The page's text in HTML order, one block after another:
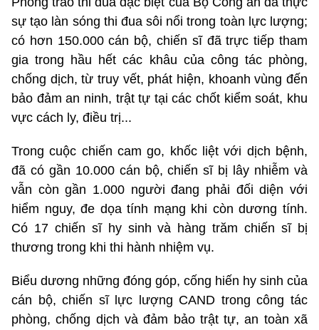
sự tạo làn sóng thi đua sôi nổi trong toàn lực lượng;
có hơn 150.000 cán bộ, chiến sĩ đã trực tiếp tham
gia trong hầu hết các khâu của công tác phòng,
chống dịch, từ truy vết, phát hiện, khoanh vùng đến
bảo đảm an ninh, trật tự tại các chốt kiểm soát, khu
vực cách ly, điều trị...
Trong cuộc chiến cam go, khốc liệt với dịch bệnh,
đã có gần 10.000 cán bộ, chiến sĩ bị lây nhiễm và
vẫn còn gần 1.000 người đang phải đối diện với
hiểm nguy, đe dọa tính mạng khi còn dương tính.
Có 17 chiến sĩ hy sinh và hàng trăm chiến sĩ bị
thương trong khi thi hành nhiệm vụ.
Biểu dương những đóng góp, cống hiến hy sinh của
cán bộ, chiến sĩ lực lượng CAND trong công tác
phòng, chống dịch và đảm bảo trật tự, an toàn xã